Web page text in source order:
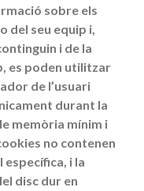
sobre els
del seu equip i,
i de la
es poden utilitzar
de l’usuari
durant la
memòria mínim i
no contenen
i la
disc dur en